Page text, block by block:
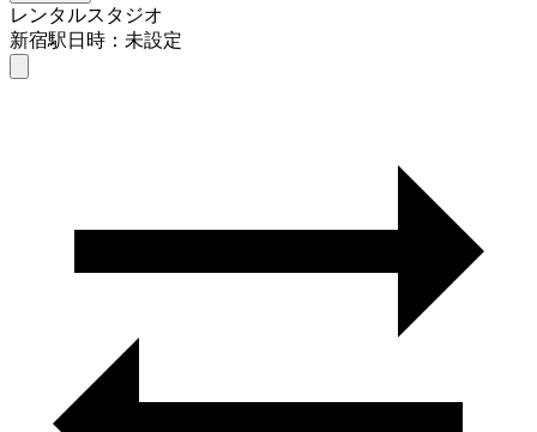
レンタルスタジオ
新宿駅日時：未設定